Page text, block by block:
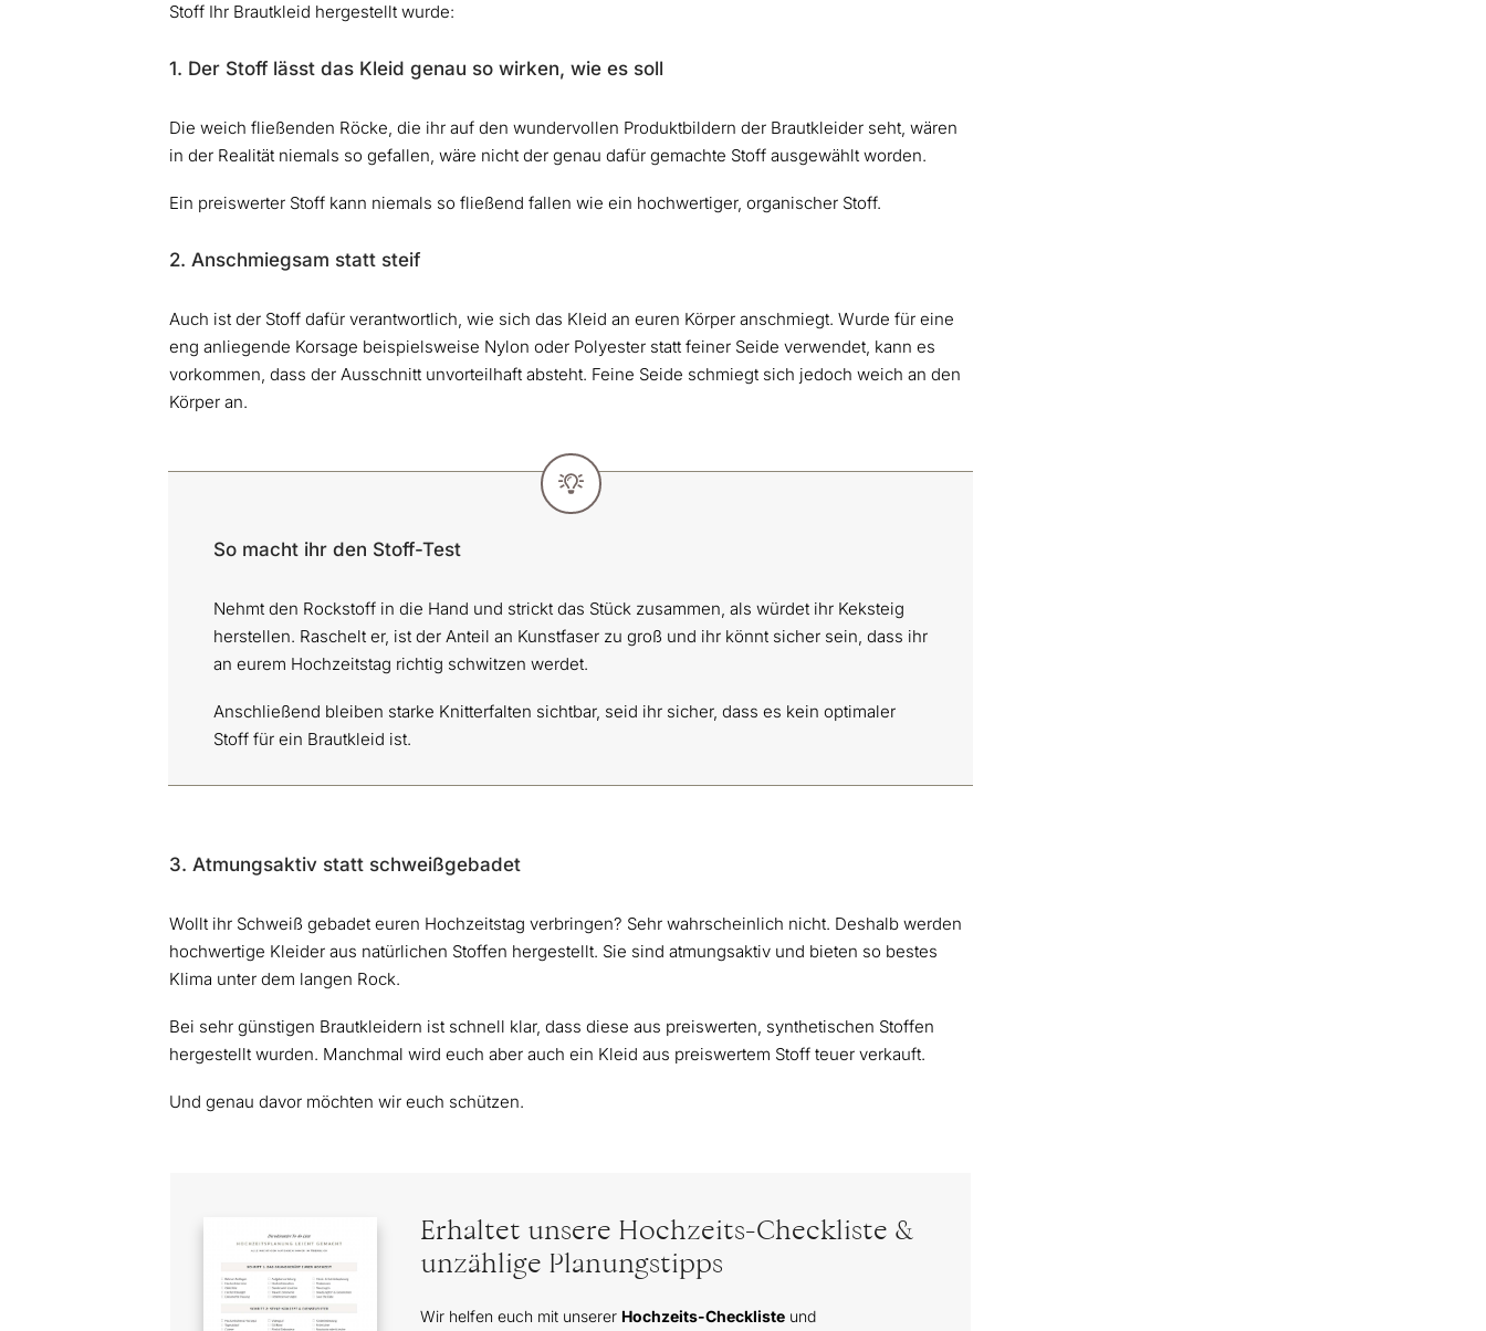
Stoff Ihr Brautkleid hergestellt wurde:
1. Der Stoff lässt das Kleid genau so wirken, wie es soll
Die weich fließenden Röcke, die ihr auf den wundervollen Produktbildern der Brautkleider seht, wären
in der Realität niemals so gefallen, wäre nicht der genau dafür gemachte Stoff ausgewählt worden.
Ein preiswerter Stoff kann niemals so fließend fallen wie ein hochwertiger, organischer Stoff.
2. Anschmiegsam statt steif
Auch ist der Stoff dafür verantwortlich, wie sich das Kleid an euren Körper anschmiegt. Wurde für eine
eng anliegende Korsage beispielsweise Nylon oder Polyester statt feiner Seide verwendet, kann es
vorkommen, dass der Ausschnitt unvorteilhaft absteht. Feine Seide schmiegt sich jedoch weich an den
Körper an.
So macht ihr den Stoff-Test
Nehmt den Rockstoff in die Hand und strickt das Stück zusammen, als würdet ihr Keksteig
herstellen. Raschelt er, ist der Anteil an Kunstfaser zu groß und ihr könnt sicher sein, dass ihr
an eurem Hochzeitstag richtig schwitzen werdet.
Anschließend bleiben starke Knitterfalten sichtbar, seid ihr sicher, dass es kein optimaler
Stoff für ein Brautkleid ist.
3. Atmungsaktiv statt schweißgebadet
Wollt ihr Schweiß gebadet euren Hochzeitstag verbringen? Sehr wahrscheinlich nicht. Deshalb werden
hochwertige Kleider aus natürlichen Stoffen hergestellt. Sie sind atmungsaktiv und bieten so bestes
Klima unter dem langen Rock.
Bei sehr günstigen Brautkleidern ist schnell klar, dass diese aus preiswerten, synthetischen Stoffen
hergestellt wurden. Manchmal wird euch aber auch ein Kleid aus preiswertem Stoff teuer verkauft.
Und genau davor möchten wir euch schützen.
Erhaltet unsere Hochzeits-Checkliste &
unzählige Planungstipps
Wir helfen euch mit unserer Hochzeits-Checkliste und